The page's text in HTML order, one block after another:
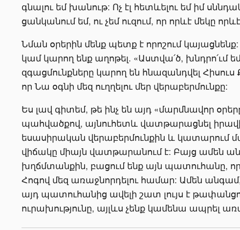
գնալու եմ խանութ: Ոչ էլ հետևելու եմ իմ
ցանկանում եմ, ու չեմ ուզում, որ որևէ մեկը
Նման օրերին մենք պետք է որոշում
կամ կարող ենք աղոթել. «Աստվա՛ծ, խնդրո՛ւմ
զգացմունքները կարող են հնազանդվել
որ Նա օգնի մեզ ուղղելու մեր վերաբերմունքը:
Ես լավ գիտեմ, թե ինչ են այդ «մարմնավոր
պահվածքով, այնուհետև վատթարացնել
եսասիրական վերաբերմունքին և կատարում
վիճակը միայն վատթարանում է: Բայց ամեն
խղճմտանքին, բացում ենք այն պատուհանը,
Հոգով մեզ առաջնորդելու համար: Ամեն
այդ պատուհանից ավելի շատ լույս է
ուրախությունը, այլևս չենք կամենա ապրել